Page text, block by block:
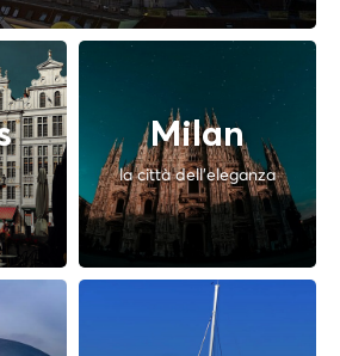
Milan
la città dell'eleganza